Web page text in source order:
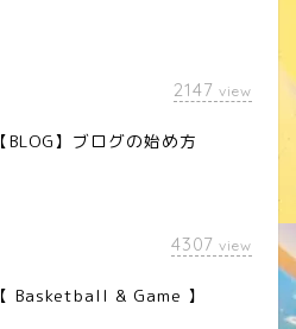
2147 view
【BLOG】ブログの始め方
4307 view
【 Basketball & Game 】